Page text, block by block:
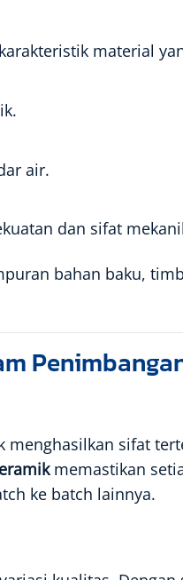
material
air.
dan sifat
bahan baku,
sifat
memastikan
ke batch lainnya.